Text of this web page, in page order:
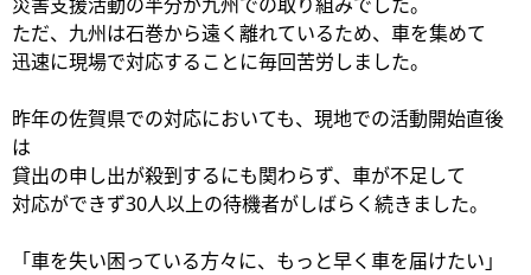
ただ、九州は石巻から遠く離れているため、車を集めて
迅速に現場で対応することに毎回苦労しました。
昨年の佐賀県での対応においても、現地での活動開始直後
は
貸出の申し出が殺到するにも関わらず、車が不足して
対応ができず30人以上の待機者がしばらく続きました。
「車を失い困っている方々に、もっと早く車を届けたい」